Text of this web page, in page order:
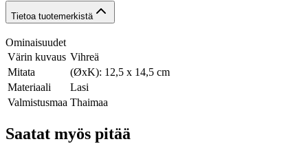
Tietoa tuotemerkistä
Ominaisuudet
Värin kuvaus Vihreä
Mitata
(ØxK): 12,5 x 14,5 cm
Materiaali
Lasi
Valmistusmaa Thaimaa
Saatat myös pitää